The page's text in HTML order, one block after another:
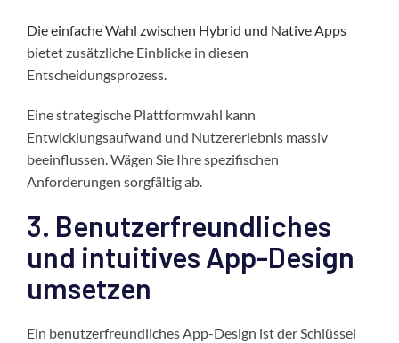
Die einfache Wahl zwischen Hybrid und Native Apps
bietet zusätzliche Einblicke in diesen
Entscheidungsprozess.
Eine strategische Plattformwahl kann
Entwicklungsaufwand und Nutzererlebnis massiv
beeinflussen. Wägen Sie Ihre spezifischen
Anforderungen sorgfältig ab.
3. Benutzerfreundliches
und intuitives App-Design
umsetzen
Ein benutzerfreundliches App-Design ist der Schlüssel